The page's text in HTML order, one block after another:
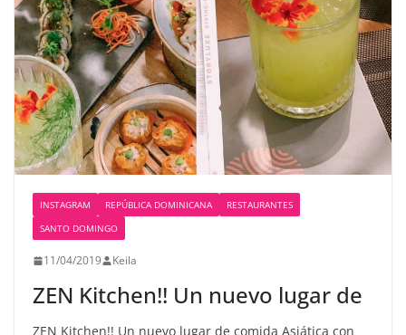
INSTAGRAM REPÚBLICA DOMINICANA
RESTAURANTES
SANTO DOMINGO
11/04/2019 Keila
ZEN Kitchen!! Un nuevo lugar de
ZEN Kitchen!! Un nuevo lugar de comida Asiática con